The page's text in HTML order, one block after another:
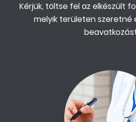
Kérjük, töltse fel az elkészült
melyik területen szeretné